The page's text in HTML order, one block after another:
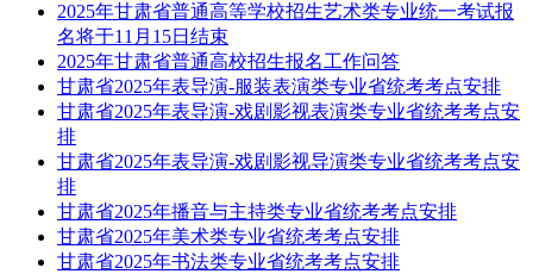
2025年甘肃省普通高等学校招生艺术类专业统一考试报
名将于11月15日结束
2025年甘肃省普通高校招生报名工作问答
甘肃省2025年表导演-服装表演类专业省统考考点安排
甘肃省2025年表导演-戏剧影视表演类专业省统考考点安
排
甘肃省2025年表导演-戏剧影视导演类专业省统考考点安
排
甘肃省2025年播音与主持类专业省统考考点安排
甘肃省2025年美术类专业省统考考点安排
甘肃省2025年书法类专业省统考考点安排